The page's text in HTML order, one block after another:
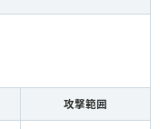
攻撃範囲